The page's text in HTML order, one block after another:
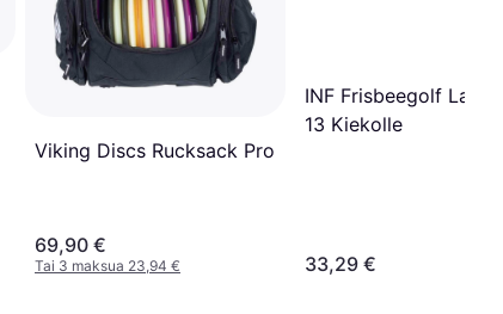
Viking Discs Rucksack Pro
69,90 €
Tai 3 maksua 23,94 €
INF Frisbeegolf
13 Kiekolle
33,29 €